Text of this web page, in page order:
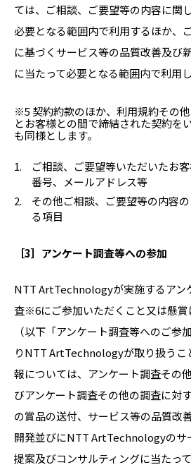
ては、ご相談、ご要望等の内容に関
必要となる範囲内で利用するほか、
に基づくサービス等の品質改善及び
に当たって必要となる範囲内で利用し
※5 契約約款のほか、利用規約その
とお客様との間で締結された契約を
も同様とします。
ご相談、ご要望等いただいたお
番号、メールアドレス等
その他ご相談、ご要望等の内容
る項目
［3］アンケート調査等への参加
NTT ArtTechnologyが実施するアン
査※6にご参加いただくこと又は懸賞
（以下「アンケート調査等へのご参
りNTT ArtTechnologyが取り扱うこ
報については、アンケート調査その
びアンケート調査その他の調査に対
の賞品の送付、サービス等の品質改
開発並びにNTT ArtTechnologyのサ
提案及びコンサルティングに当たっ